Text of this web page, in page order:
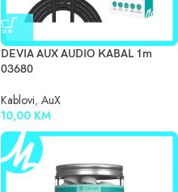
DEVIA AUX AUDIO KABAL 1m
03680
Kablovi, AuX
10,00 KM